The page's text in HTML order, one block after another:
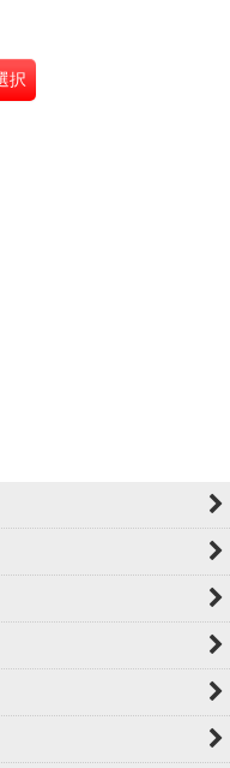
択